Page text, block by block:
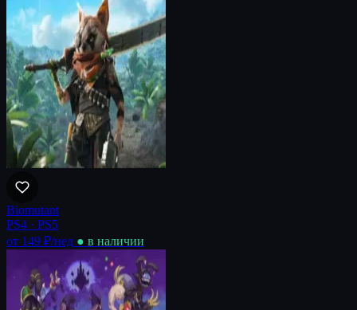
Biomutant
PS4 · PS5
от 149 ₽/нед ● в наличии